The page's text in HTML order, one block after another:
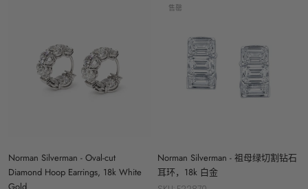
Norman Silverman - Oval-cut
Diamond Hoop Earrings, 18k White
售罄
Norman Silverman - 祖母绿切割钻石
耳环，18k 白金